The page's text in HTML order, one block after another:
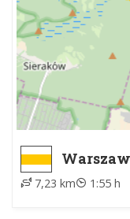
brama
Miny
7,23 km 1:55 h